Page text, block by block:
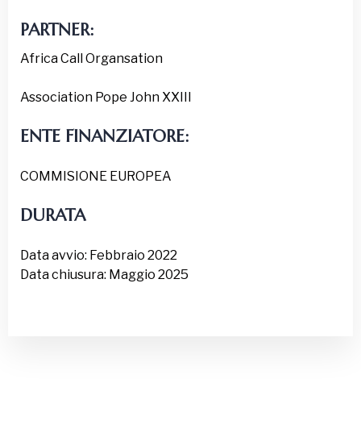
PARTNER:
Africa Call Organsation
Association Pope John XXIII
ENTE FINANZIATORE:
COMMISIONE EUROPEA
DURATA
Data avvio: Febbraio 2022
Data chiusura: Maggio 2025